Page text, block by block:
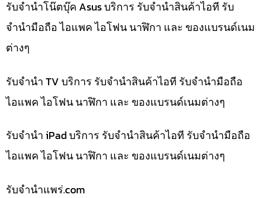
รับจำนำโน๊ตบุ๊ค Asus บริการ รับจำนำสินค้าไอที รับ
จำนำมือถือ ไอแพค ไอโฟน นาฬิกา และ ของแบรนด์เนม
ต่างๆ
รับจำนำ TV บริการ รับจำนำสินค้าไอที รับจำนำมือถือ
ไอแพค ไอโฟน นาฬิกา และ ของแบรนด์เนมต่างๆ
รับจำนำ iPad บริการ รับจำนำสินค้าไอที รับจำนำมือถือ
ไอแพค ไอโฟน นาฬิกา และ ของแบรนด์เนมต่างๆ
รับจํานําแพร่.com